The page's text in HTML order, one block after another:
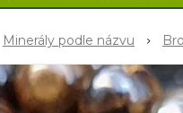
Minerály podle názvu